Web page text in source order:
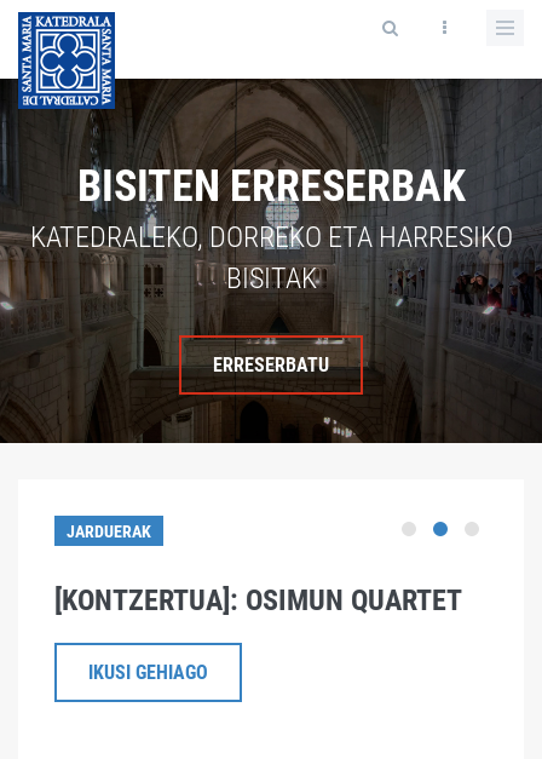
BISITEN ERRESERBAK
KATEDRALEKO, DORREKO ETA HARRESIKO
BISITAK
ERRESERBATU
JARDUERAK
[KONTZERTUA]: OSIMUN QUARTET
IKUSI GEHIAGO